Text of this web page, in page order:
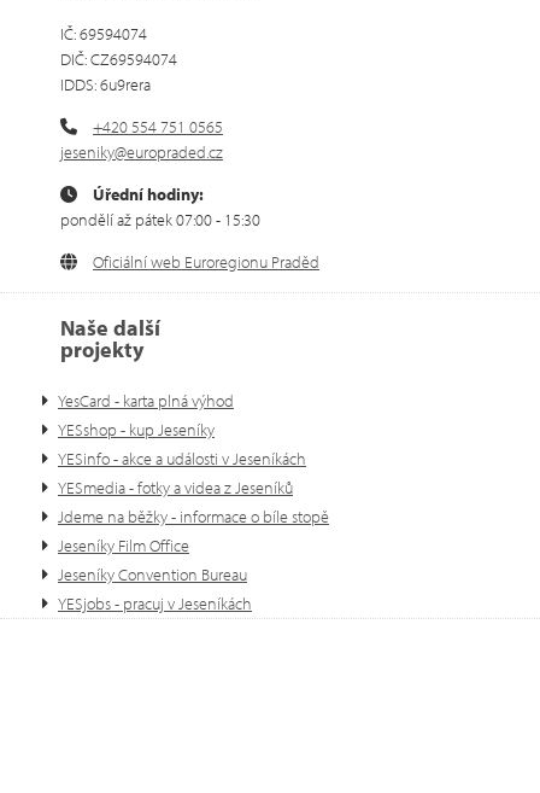
IČ: 69594074
DIČ: CZ69594074
IDDS: 6u9rera
+420 554 751 0565
jeseniky@europraded.cz
Úřední hodiny:
pondělí až pátek 07:00 - 15:30
Oficiální web Euroregionu Praděd
Naše další
projekty
YesCard - karta plná výhod
YESshop - kup Jeseníky
YESinfo - akce a události v Jeseníkách
YESmedia - fotky a videa z Jeseníků
Jdeme na běžky - informace o bíle stopě
Jeseníky Film Office
Jeseníky Convention Bureau
YESjobs - pracuj v Jeseníkách